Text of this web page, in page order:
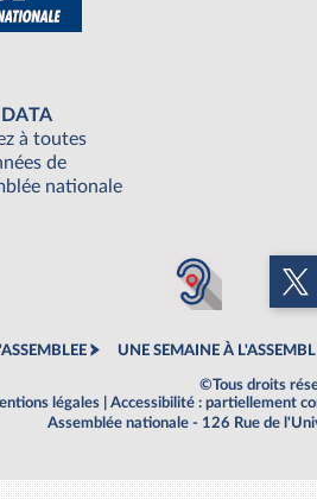
à toutes
de
nationale
UNE SEMAINE À
©Tous droits
légales
Accessibilité : partiellement
Assemblée nationale - 126 Rue de